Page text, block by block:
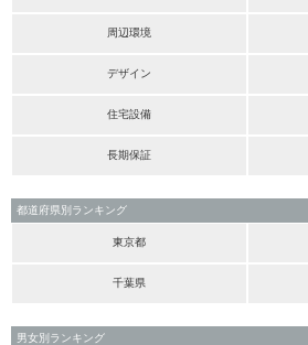
周辺環境
デザイン
住宅設備
長期保証
都道府県別ランキング
東京都
千葉県
男女別ランキング